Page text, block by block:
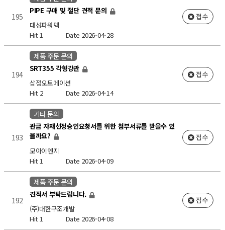
195
PIPE 구매 및 절단 견적 문의
대성파워텍
Hit 1 Date 2026-04-28
접수
194
제품 주문 문의
SRT355 각형강관
삼정오토메이션
Hit 2 Date 2026-04-14
접수
193
기타 문의
관급 자재선정승인요청서를 위한 첨부서류를 받을수 있
을까요?
모아이엔지
Hit 1 Date 2026-04-09
접수
192
제품 주문 문의
견적서 부탁드립니다.
(주)대한구조개발
Hit 1 Date 2026-04-08
접수